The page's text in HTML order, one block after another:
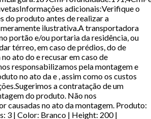
adicionais:Verifique o
do produto antes de realizar a
ilustrativa.A transportadora
portão e/ou portaria da residência, ou
térreo, em caso de prédios, do de
ato do e recusar em caso de
responsabilizamos pela montagem e
no ato da e , assim como os custos
a contratação de um
do produto. Não nos
causadas no ato da montagem. Produto:
3 | Color: Branco | Height: 200 |